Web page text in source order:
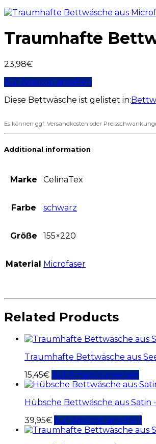
Traumhafte
23,98€
Auf Amazon ansehen
Diese Bettwäsche ist gelistet in:
Es können ggf. Versandkosten oder
Additional information
Marke CelinaTex
Farbe schwarz
Größe 155×220
Material Microfaser
Related Products
Traumhafte Bettwäsche aus
15,45€ Auf Amazon ansehen
Hübsche Bettwäsche aus Satin
39,95€ Auf Amazon ansehen